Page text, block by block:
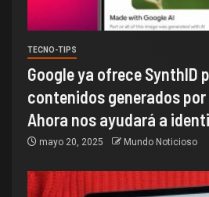
TECNO-TIPS
Google ya ofrece SynthID
contenidos generados
Ahora nos ayudará a
mayo 20, 2025 Mundo Noticioso